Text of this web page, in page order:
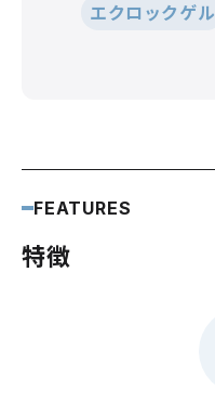
エクロックゲル
FEATURES
特徴